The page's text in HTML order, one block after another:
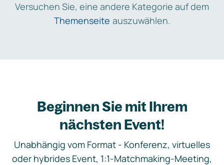
Versuchen Sie, eine andere Kategorie auf dem
Themenseite auszuwählen.
Beginnen Sie mit Ihrem
nächsten Event!
Unabhängig vom Format - Konferenz, virtuelles
oder hybrides Event, 1:1-Matchmaking-Meeting,